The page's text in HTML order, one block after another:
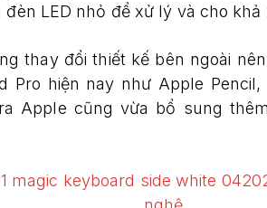
đèn LED nhỏ để xử lý và cho
thay đổi thiết kế bên ngoài
Pro hiện nay như Apple
Apple cũng vừa bổ sung